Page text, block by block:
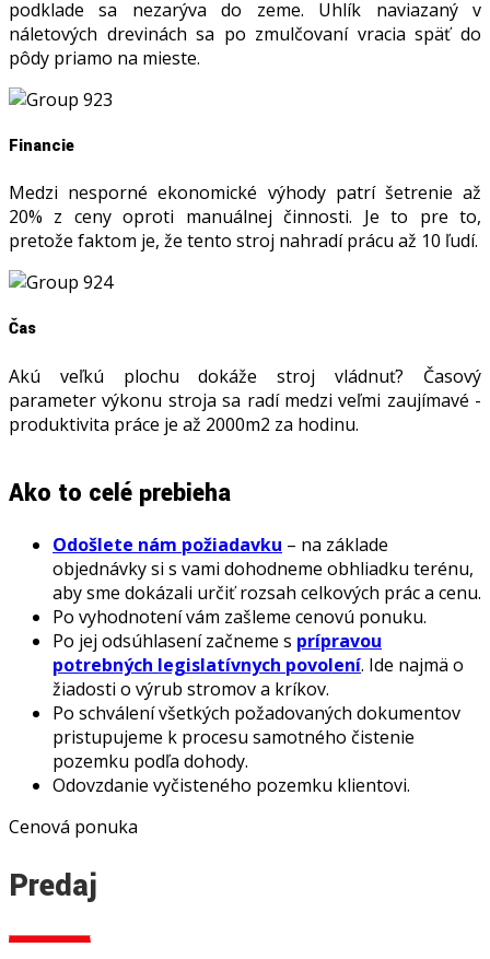
podklade sa nezarýva do zeme. Uhlík naviazaný v
náletových drevinách sa po zmulčovaní vracia späť do
pôdy priamo na mieste.
Financie
Medzi nesporné ekonomické výhody patrí šetrenie až
20% z ceny oproti manuálnej činnosti. Je to pre to,
pretože faktom je, že tento stroj nahradí prácu až 10 ľudí.
Čas
Akú veľkú plochu dokáže stroj vládnuť? Časový
parameter výkonu stroja sa radí medzi veľmi zaujímavé -
produktivita práce je až 2000m2 za hodinu.
Ako to celé prebieha
Odošlete nám požiadavku – na základe
objednávky si s vami dohodneme obhliadku terénu,
aby sme dokázali určiť rozsah celkových prác a cenu.
Po vyhodnotení vám zašleme cenovú ponuku.
Po jej odsúhlasení začneme s prípravou
potrebných legislatívnych povolení. Ide najmä o
žiadosti o výrub stromov a kríkov.
Po schválení všetkých požadovaných dokumentov
pristupujeme k procesu samotného čistenie
pozemku podľa dohody.
Odovzdanie vyčisteného pozemku klientovi.
Cenová ponuka
Predaj